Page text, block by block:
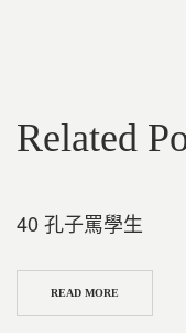
Related
40 孔子罵學生
READ MORE